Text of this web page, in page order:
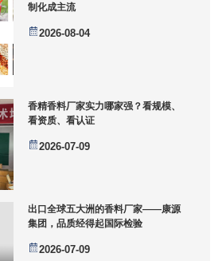
制化成主流
2026-08-04
香精香料厂家实力哪家强？看规模、
看资质、看认证
2026-07-09
出口全球五大洲的香料厂家——康源
集团，品质经得起国际检验
2026-07-09